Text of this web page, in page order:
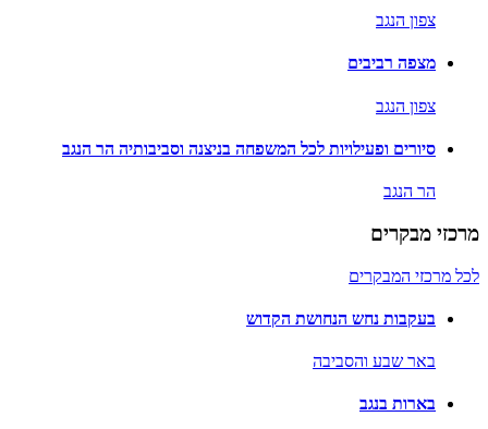
צפון הנגב
מצפה רביבים
צפון הנגב
סיורים ופעילויות לכל המשפחה בניצנה וסביבותיה הר הנגב
הר הנגב
מרכזי מבקרים
לכל מרכזי המבקרים
בעקבות נחש הנחושת הקדוש
באר שבע והסביבה
בארות בנגב